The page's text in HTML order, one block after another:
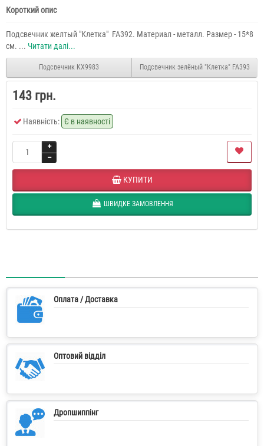
Короткий опис
Подсвечник желтый "Клетка" FA392. Материал - металл. Размер - 15*8
см. ... Читати далі...
Подсвечник KX9983 Подсвечник зелёный "Клетка" FA393
143 грн.
Наявність: Є в наявності
КУПИТИ
ШВИДКЕ ЗАМОВЛЕННЯ
Оплата / Доставка
Оптовий відділ
Дропшиппінг